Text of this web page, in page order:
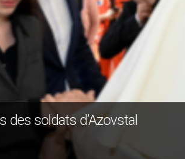
des soldats d’Azovstal